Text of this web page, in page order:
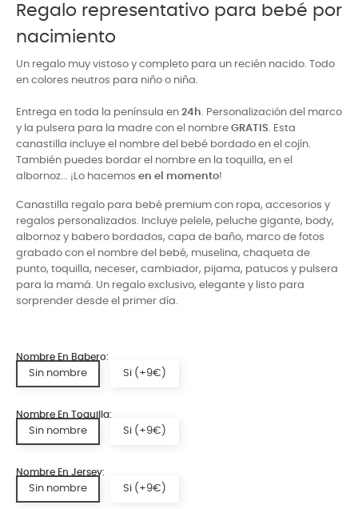
Regalo representativo para bebé por
nacimiento
Un regalo muy vistoso y completo para un recién nacido. Todo
en colores neutros para niño o niña.
Entrega en toda la península en 24h. Personalización del marco
y la pulsera para la madre con el nombre GRATIS. Esta
canastilla incluye el nombre del bebé bordado en el cojín.
También puedes bordar el nombre en la toquilla, en el
albornoz... ¡Lo hacemos en el momento!
Canastilla regalo para bebé premium con ropa, accesorios y
regalos personalizados. Incluye pelele, peluche gigante, body,
albornoz y babero bordados, capa de baño, marco de fotos
grabado con el nombre del bebé, muselina, chaqueta de
punto, toquilla, neceser, cambiador, pijama, patucos y pulsera
para la mamá. Un regalo exclusivo, elegante y listo para
sorprender desde el primer día.
Nombre En Babero:
Sin nombre Si (+9€)
Nombre En Toquilla:
Sin nombre Si (+9€)
Nombre En Jersey:
Sin nombre Si (+9€)